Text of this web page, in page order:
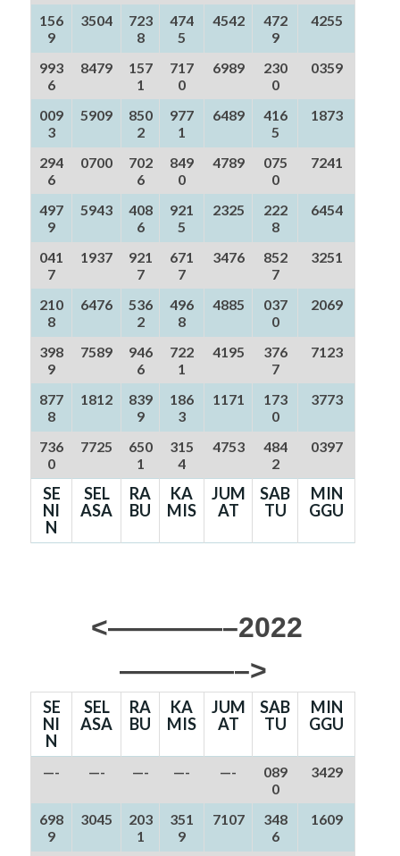
156
9
3504
723
8
474
5
4542
472
9
4255
993
6
8479
157
1
717
0
6989
230
0
0359
009
3
5909
850
2
977
1
6489
416
5
1873
294
6
0700
702
6
849
0
4789
075
0
7241
497
9
5943
408
6
921
5
2325
222
8
6454
041
7
1937
921
7
671
7
3476
852
7
3251
210
8
6476
536
2
496
8
4885
037
0
2069
398
9
7589
946
6
722
1
4195
376
7
7123
877
8
1812
839
9
186
3
1171
173
0
3773
736
0
7725
650
1
315
4
4753
484
2
0397
SE
NI
N
SEL
ASA
RA
BU
KA
MIS
JUM
AT
SAB
TU
MIN
GGU
<————–2022
————–>
SE
NI
N
SEL
ASA
RA
BU
KA
MIS
JUM
AT
SAB
TU
MIN
GGU
—- —- —- —- —-
089
0
3429
698
9
3045
203
1
351
9
7107
348
6
1609